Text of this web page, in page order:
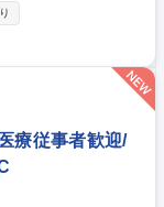
応し、従業員をより
エンゲージメント向
業員トラブル対応な
事制度の企画・設計
度、全国店舗への
ーク軽く、能動的に
療従事者歓迎/